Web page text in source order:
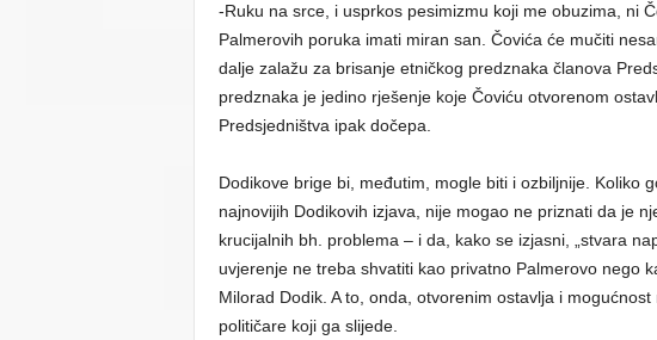
-Ruku na srce, i usprkos pesimizmu koji me obuzima, ni
Palmerovih poruka imati miran san. Čovića će mučiti
dalje zalažu za brisanje etničkog predznaka članova
predznaka je jedino rješenje koje Čoviću otvorenom
Predsjedništva ipak dočepa.
Dodikove brige bi, međutim, mogle biti i ozbiljnije. Koliko
najnovijih Dodikovih izjava, nije mogao ne priznati da je
krucijalnih bh. problema – i da, kako se izjasni, „stvara
uvjerenje ne treba shvatiti kao privatno Palmerovo nego
Milorad Dodik. A to, onda, otvorenim ostavlja i
političare koji ga slijede.